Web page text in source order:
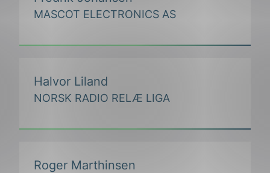
MASCOT ELECTRONICS AS
Halvor Liland
NORSK RADIO RELÆ LIGA
Roger Marthinsen